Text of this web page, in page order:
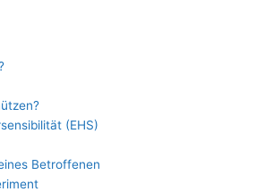
(EHS)
Betroffenen